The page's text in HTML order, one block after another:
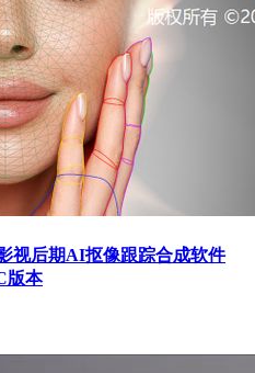
视后期AI抠像跟踪合成软件
版本